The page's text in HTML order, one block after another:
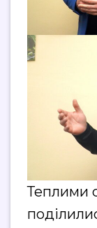
Теплими